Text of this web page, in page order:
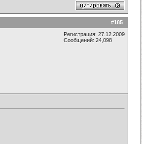
#185
Регистрация: 27.12.2009
Сообщений: 24,098